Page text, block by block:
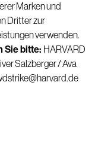
Marken und
Dritter zur
verwenden.
Sie bitte: HARVARD
Salzberger / Ava